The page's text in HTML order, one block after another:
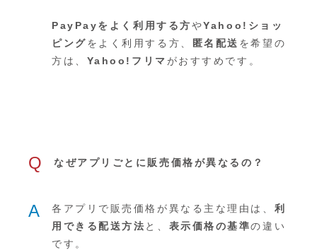
PayPayをよく利用する方やYahoo!ショッ
ピングをよく利用する方、 匿名配送 を希望の
方は、 Yahoo!フリマ がおすすめです。
Q なぜアプリごとに販売価格が異なるの？
A 各アプリで販売価格が異なる主な理由は、 利
用できる配送方法 と、 表示価格の基準の違い
です。